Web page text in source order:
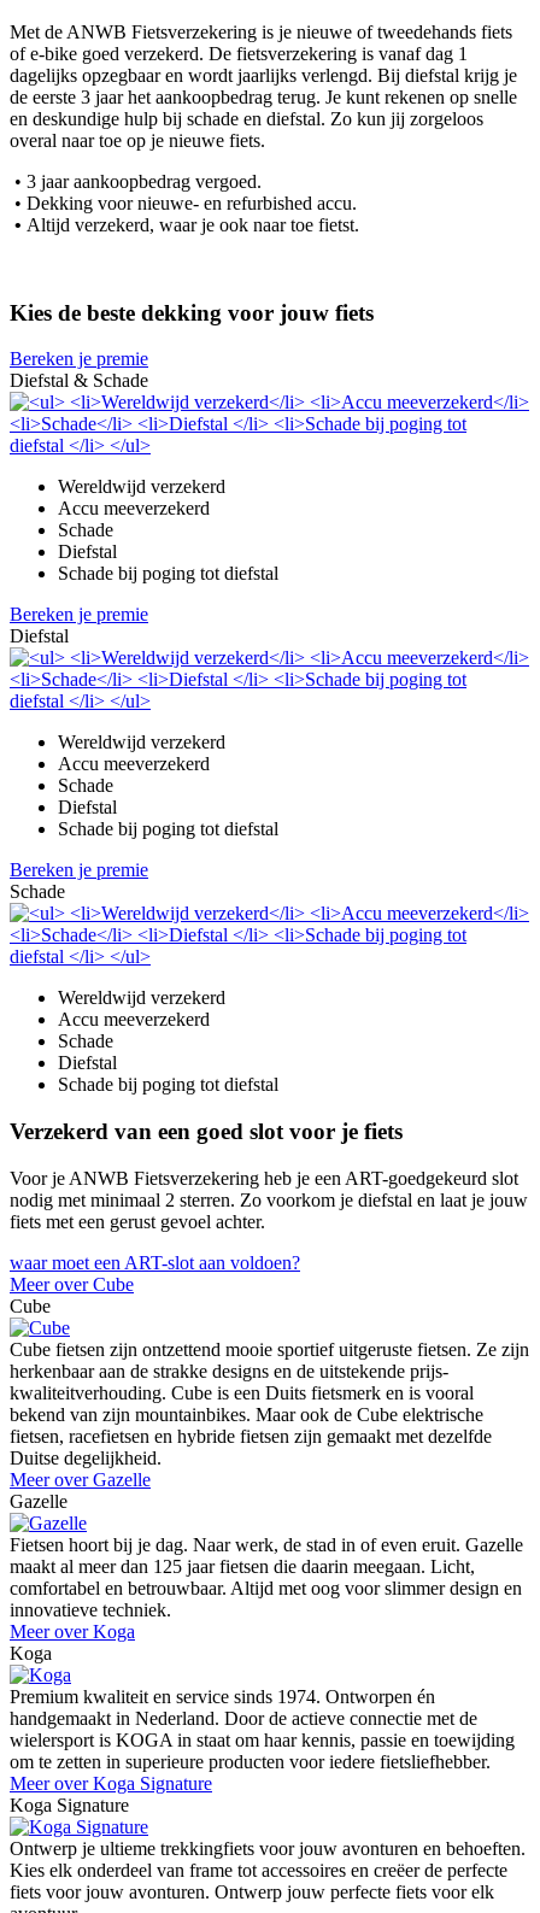
Met de ANWB Fietsverzekering is je nieuwe of tweedehands fiets
of e-bike goed verzekerd. De fietsverzekering is vanaf dag 1
dagelijks opzegbaar en wordt jaarlijks verlengd. Bij diefstal krijg je
de eerste 3 jaar het aankoopbedrag terug. Je kunt rekenen op snelle
en deskundige hulp bij schade en diefstal. Zo kun jij zorgeloos
overal naar toe op je nieuwe fiets.
• 3 jaar aankoopbedrag vergoed.
• Dekking voor nieuwe- en refurbished accu.
• Altijd verzekerd, waar je ook naar toe fietst.
Kies de beste dekking voor jouw fiets
Bereken je premie
Diefstal & Schade
Wereldwijd verzekerd
Accu meeverzekerd
Schade
Diefstal
Schade bij poging tot diefstal
Bereken je premie
Diefstal
Wereldwijd verzekerd
Accu meeverzekerd
Schade
Diefstal
Schade bij poging tot diefstal
Bereken je premie
Schade
Wereldwijd verzekerd
Accu meeverzekerd
Schade
Diefstal
Schade bij poging tot diefstal
Verzekerd van een goed slot voor je fiets
Voor je ANWB Fietsverzekering heb je een ART-goedgekeurd slot
nodig met minimaal 2 sterren. Zo voorkom je diefstal en laat je jouw
fiets met een gerust gevoel achter.
waar moet een ART-slot aan voldoen?
Meer over Cube
Cube
Cube fietsen zijn ontzettend mooie sportief uitgeruste fietsen. Ze zijn
herkenbaar aan de strakke designs en de uitstekende prijs-
kwaliteitverhouding. Cube is een Duits fietsmerk en is vooral
bekend van zijn mountainbikes. Maar ook de Cube elektrische
fietsen, racefietsen en hybride fietsen zijn gemaakt met dezelfde
Duitse degelijkheid.
Meer over Gazelle
Gazelle
Fietsen hoort bij je dag. Naar werk, de stad in of even eruit. Gazelle
maakt al meer dan 125 jaar fietsen die daarin meegaan. Licht,
comfortabel en betrouwbaar. Altijd met oog voor slimmer design en
innovatieve techniek.
Meer over Koga
Koga
Premium kwaliteit en service sinds 1974. Ontworpen én
handgemaakt in Nederland. Door de actieve connectie met de
wielersport is KOGA in staat om haar kennis, passie en toewijding
om te zetten in superieure producten voor iedere fietsliefhebber.
Meer over Koga Signature
Koga Signature
Ontwerp je ultieme trekkingfiets voor jouw avonturen en behoeften.
Kies elk onderdeel van frame tot accessoires en creëer de perfecte
fiets voor jouw avonturen. Ontwerp jouw perfecte fiets voor elk